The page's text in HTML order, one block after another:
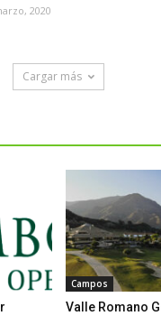
2020
Cargar más
Campos
Valle Romano